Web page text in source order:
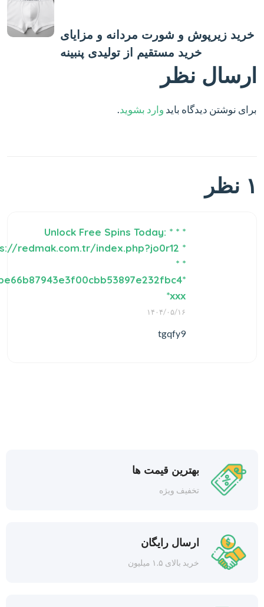
خرید زیرپوش و شورت مردانه و مزایای
خرید مستقیم از تولیدی پنبینه
ارسال نظر
برای نوشتن دیدگاه باید وارد بشوید.
۱ نظر
* * * Unlock Free Spins Today:
redmak.com.tr/index.php?jo0r12 *
* *
ххх*
۱۴۰۴/۰۵/۱۶
tgqfy9
بهترین قیمت ها
تخفیف ویژه
ارسال رایگان
خرید بالای ۱.۵ میلیون